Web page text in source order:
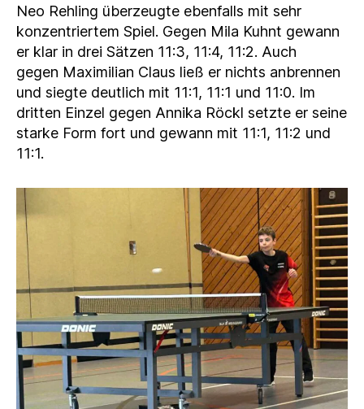
Neo Rehling überzeugte ebenfalls mit sehr
konzentriertem Spiel. Gegen Mila Kuhnt gewann
er klar in drei Sätzen 11:3, 11:4, 11:2. Auch
gegen Maximilian Claus ließ er nichts anbrennen
und siegte deutlich mit 11:1, 11:1 und 11:0. Im
dritten Einzel gegen Annika Röckl setzte er seine
starke Form fort und gewann mit 11:1, 11:2 und
11:1.